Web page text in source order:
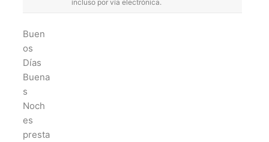
incluso por vía electrónica.
Buen
os
Días
Buena
s
Noch
es
presta